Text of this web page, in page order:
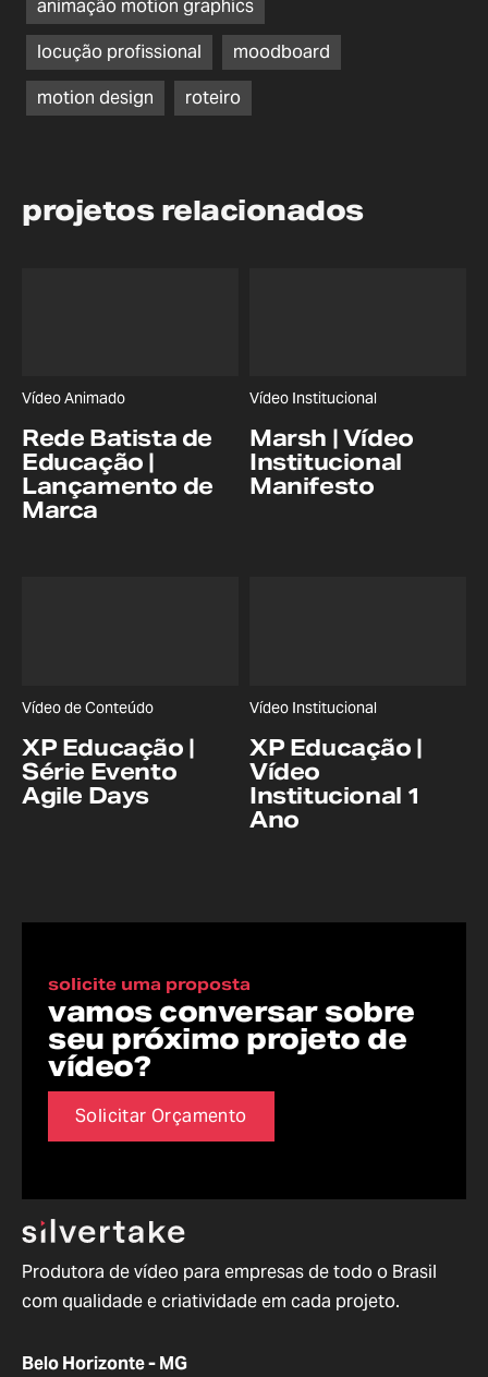
animação motion graphics
locução profissional
moodboard
motion design
roteiro
projetos relacionados
Rede Batista de
Educação |
Lançamento de
Marca
Vídeo Animado
Marsh | Vídeo
Institucional
Manifesto
Vídeo Institucional
XP Educação |
Série Evento
Agile Days
Vídeo de Conteúdo
XP Educação |
Vídeo
Institucional 1
Ano
Vídeo Institucional
solicite uma proposta
vamos conversar sobre
seu próximo projeto de
vídeo?
Solicitar Orçamento
Produtora de vídeo para empresas de todo o Brasil
com qualidade e criatividade em cada projeto.
Belo Horizonte - MG